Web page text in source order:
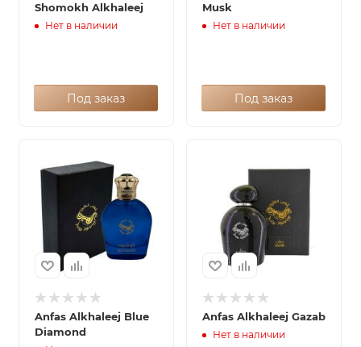
Shomokh Alkhaleej
Нет в наличии
Под заказ
Musk
Нет в наличии
Под заказ
Anfas Alkhaleej Blue
Diamond
Anfas Alkhaleej Gazab
Нет в наличии